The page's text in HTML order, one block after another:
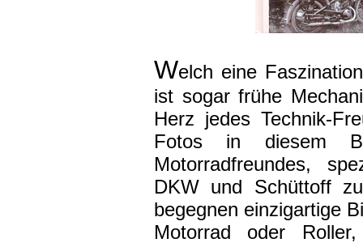
Welch eine
ist sogar frühe
Herz jedes Technik-
Fotos in diesem
Motorradfreundes,
DKW und Schüttoff
begegnen einzigartige
Motorrad oder